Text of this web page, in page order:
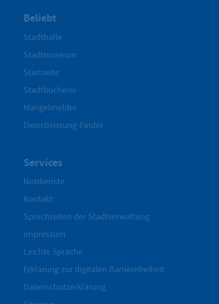
Beliebt
Stadthalle
Stadtmuseum
Startseite
Stadtbücherei
Mängelmelder
Dienstleistung-Finder
Services
Notdienste
Kontakt
Sprechzeiten der Stadtverwaltung
Impressum
Leichte Sprache
Erklärung zur digitalen Barrierefreiheit
Datenschutzerklärung